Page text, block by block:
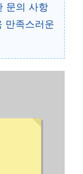
문의 사항
만족스러운